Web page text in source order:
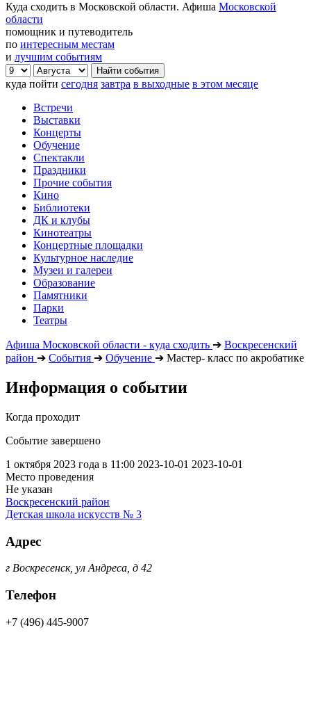
Куда сходить в Московской области. Афиша Московской
области
помощник и путеводитель
по интересным местам
и лучшим событиям
куда пойти сегодня завтра в выходные в этом месяце
Встречи
Выставки
Концерты
Обучение
Спектакли
Праздники
Прочие события
Кино
Библиотеки
ДК и клубы
Кинотеатры
Концертные площадки
Культурное наследие
Музеи и галереи
Образование
Памятники
Парки
Театры
Афиша Московской области - куда сходить ➔ Воскресенский
район ➔ События ➔ Обучение ➔ Мастер- класс по акробатике
Информация о событии
Когда проходит
Событие завершено
1 октября 2023 года в 11:00 2023-10-01 2023-10-01
Место проведения
Не указан
Воскресенский район
Детская школа искусств № 3
Адрес
г Воскресенск, ул Андреса, д 42
Телефон
+7 (496) 445-9007